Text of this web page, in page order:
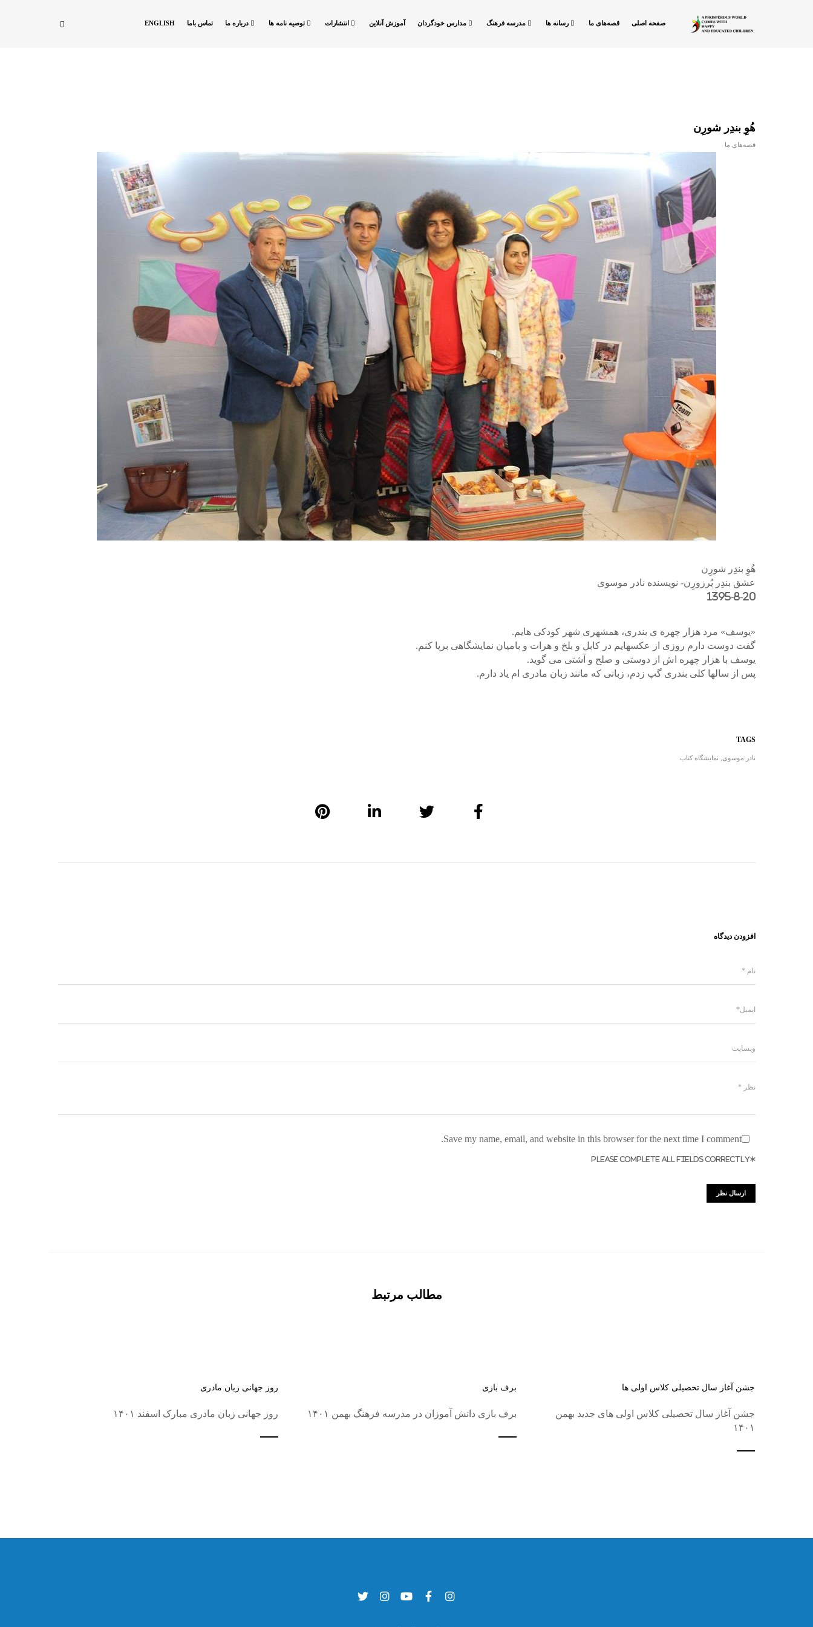
صفحه اصلی قصه‌های ما رسانه ها مدرسه فرهنگ مدارس خودگردان آموزش آنلاین انتشارات توصیه نامه ها درباره ما تماس باما ENGLISH
هُوِ بندِر شورِن
قصه‌های ما
هُوِ بندِر شورِن
عشق بندِر پُرزورِن- نویسنده نادر موسوی
1395-8-20
«یوسف» مرد هزار چهره ی بندری، همشهری شهر کودکی هایم.
گفت دوست دارم روزی از عکسهایم در کابل و بلخ و هرات و بامیان نمایشگاهی برپا کنم.
یوسف با هزار چهره اش از دوستی و صلح و آشتی می گوید.
پس از سالها کلی بندری گپ زدم، زبانی که مانند زبان مادری ام یاد دارم.
TAGS
نادر موسوی نمایشگاه کتاب
افزودن دیدگاه
Save my name, email, and website in this browser for the next time I comment.
*PLEASE COMPLETE ALL FIELDS CORRECTLY
مطالب مرتبط
روز جهانی زبان مادری
روز جهانی زبان مادری مبارک اسفند ۱۴۰۱
برف بازی
برف بازی دانش آموزان در مدرسه فرهنگ بهمن ۱۴۰۱
جشن آغاز سال تحصیلی کلاس اولی ها
جشن آغاز سال تحصیلی کلاس اولی های جدید بهمن
۱۴۰۱